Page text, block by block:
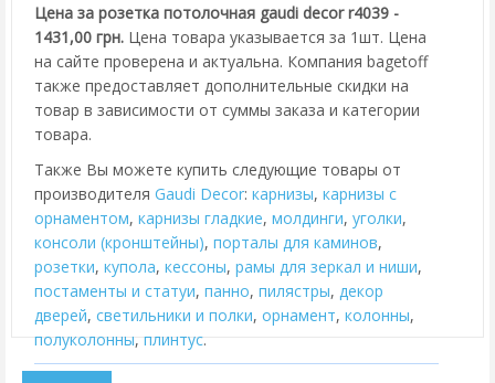
Цена за розетка потолочная gaudi decor r4039 -
1431,00 грн. Цена товара указывается за 1шт. Цена
на сайте проверена и актуальна. Компания bagetoff
также предоставляет дополнительные скидки на
товар в зависимости от суммы заказа и категории
товара.
Также Вы можете купить следующие товары от
производителя Gaudi Decor: карнизы, карнизы с
орнаментом, карнизы гладкие, молдинги, уголки,
консоли (кронштейны), порталы для каминов,
розетки, купола, кессоны, рамы для зеркал и ниши,
постаменты и статуи, панно, пилястры, декор
дверей, cветильники и полки, орнамент, колонны,
полуколонны, плинтус.